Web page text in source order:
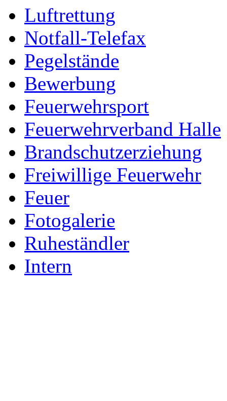
Luftrettung
Notfall-Telefax
Pegelstände
Bewerbung
Feuerwehrsport
Feuerwehrverband Halle
Brandschutzerziehung
Freiwillige Feuerwehr
Feuer
Fotogalerie
Ruheständler
Intern